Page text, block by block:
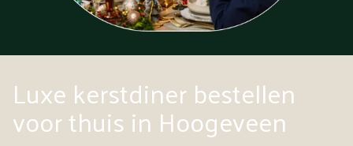
Luxe kerstdiner bestellen
voor thuis in Hoogeveen